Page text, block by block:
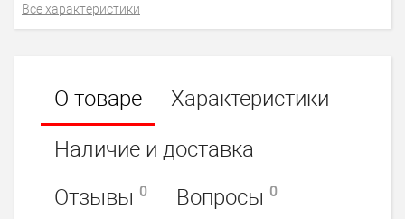
Все характеристики
О товаре
Характеристики
Наличие и доставка
Отзывы 0 Вопросы 0